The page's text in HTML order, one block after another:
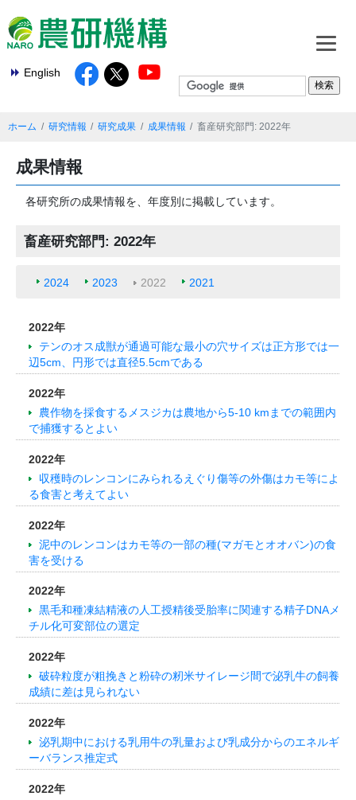
English
ホーム 研究情報 研究成果 成果情報 畜産研究部門: 2022年
成果情報
各研究所の成果情報を、年度別に掲載しています。
畜産研究部門: 2022年
2024 2023 2022 2021
2022年
テンのオス成獣が通過可能な最小の穴サイズは正方形では一
辺5cm、円形では直径5.5cmである
2022年
農作物を採食するメスジカは農地から5-10 kmまでの範囲内
で捕獲するとよい
2022年
収穫時のレンコンにみられるえぐり傷等の外傷はカモ等によ
る食害と考えてよい
2022年
泥中のレンコンはカモ等の一部の種(マガモとオオバン)の食
害を受ける
2022年
黒毛和種凍結精液の人工授精後受胎率に関連する精子DNAメ
チル化可変部位の選定
2022年
破砕粒度が粗挽きと粉砕の籾米サイレージ間で泌乳牛の飼養
成績に差は見られない
2022年
泌乳期中における乳用牛の乳量および乳成分からのエネルギ
ーバランス推定式
2022年